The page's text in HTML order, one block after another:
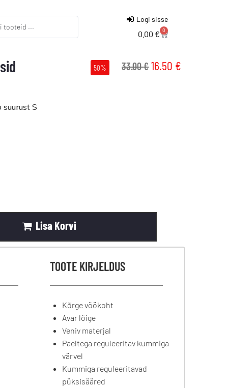
Logi sisse
0.00 € 0
50% 33.00€ 16.50 €
S
Lisa Korvi
TOOTE KIRJELDUS
Kõrge vöökoht
Avar lõige
Veniv materjal
Paeltega reguleeritav kummiga
värvel
Kummiga reguleeritavad
püksisääred